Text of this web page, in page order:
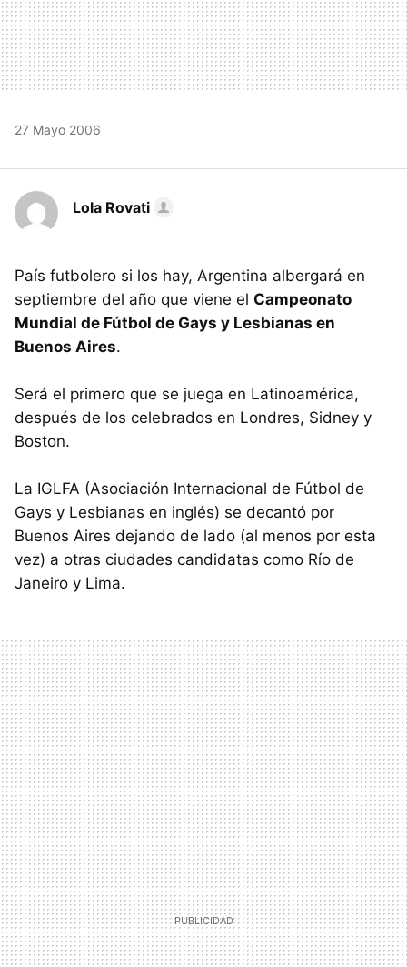
27 Mayo 2006
Lola Rovati
País futbolero si los hay, Argentina albergará en
septiembre del año que viene el Campeonato
Mundial de Fútbol de Gays y Lesbianas en
Buenos Aires.
Será el primero que se juega en Latinoamérica,
después de los celebrados en Londres, Sidney y
Boston.
La IGLFA (Asociación Internacional de Fútbol de
Gays y Lesbianas en inglés) se decantó por
Buenos Aires dejando de lado (al menos por esta
vez) a otras ciudades candidatas como Río de
Janeiro y Lima.